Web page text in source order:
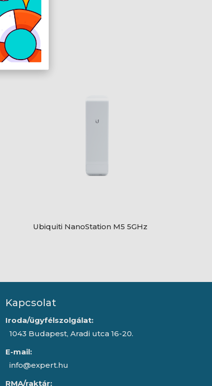
Ubiquiti NanoStation M5 5GHz
Kapcsolat
Iroda/ügyfélszolgálat:
1043 Budapest, Aradi utca 16-20.
E-mail:
info@expert.hu
RMA/raktár: